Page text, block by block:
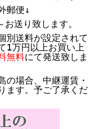
郵便↓
送り致します。
別送料が設定されて
1万円以上お買い上
無料にて発送致しま
場合、中継運賃・
ます。予ご了承くだ